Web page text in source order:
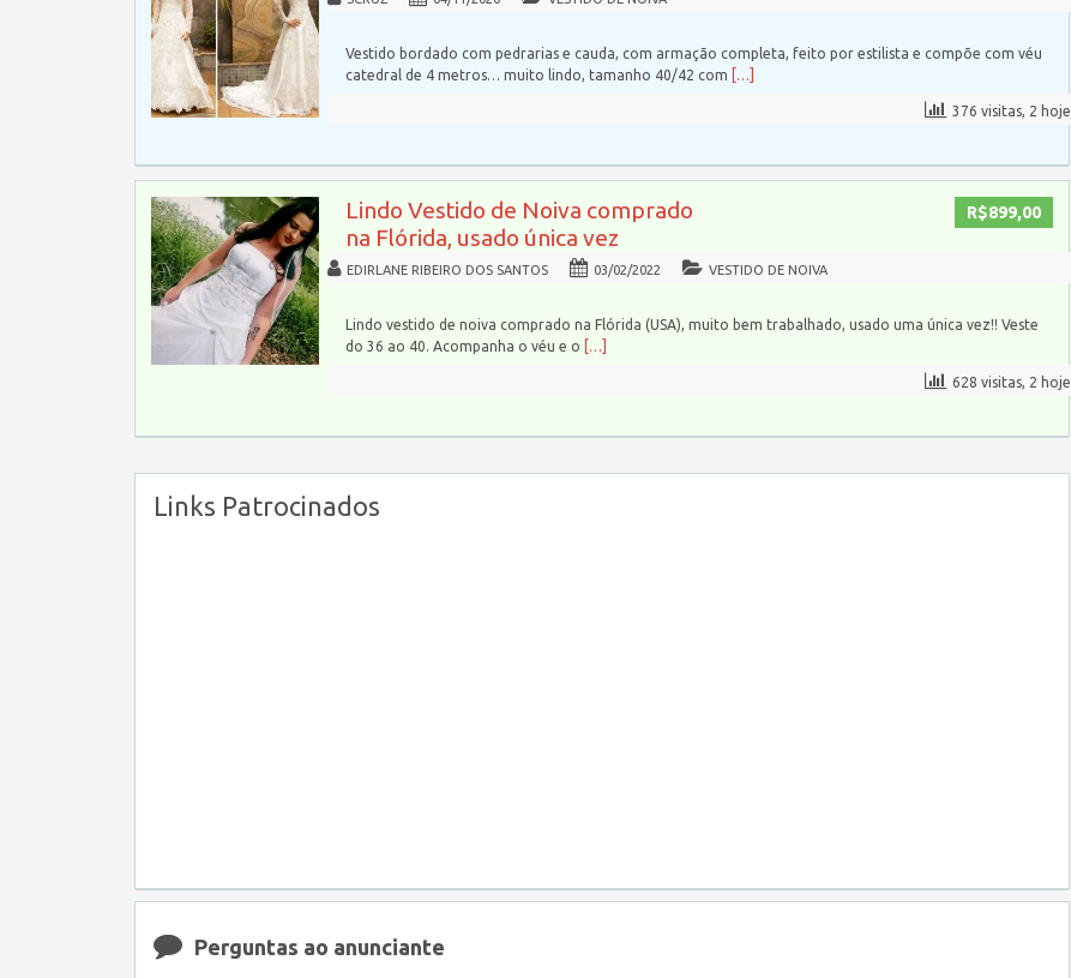
Vestido bordado com pedrarias e cauda, com armação completa, feito por estilista e compõe com véu
catedral de 4 metros… muito lindo, tamanho 40/42 com […]
376 visitas, 2 hoje
R$899,00
Lindo Vestido de Noiva comprado
na Flórida, usado única vez
EDIRLANE RIBEIRO DOS SANTOS 03/02/2022 VESTIDO DE NOIVA
Lindo vestido de noiva comprado na Flórida (USA), muito bem trabalhado, usado uma única vez!! Veste
do 36 ao 40. Acompanha o véu e o […]
628 visitas, 2 hoje
Links Patrocinados
Perguntas ao anunciante